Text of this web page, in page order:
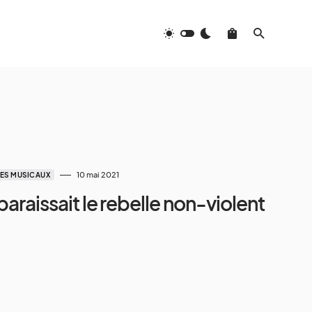
MUSICAUX 10 mai 2021
le rebelle non-violent